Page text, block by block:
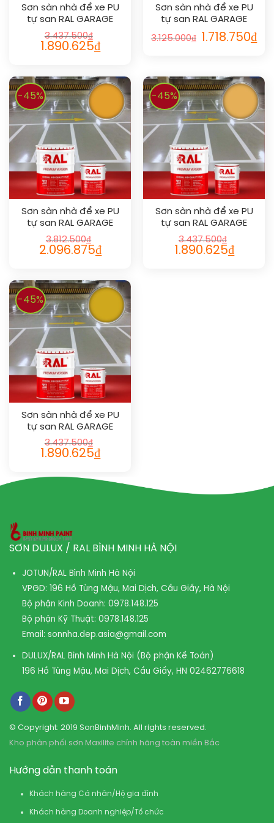
Sơn sàn nhà để xe PU
tự san RAL GARAGE
SHIELD SL 1003
3.437.500₫
1.890.625₫
Sơn sàn nhà để xe PU
tự san RAL GARAGE
SHIELD SL 1000
3.125.000₫ 1.718.750₫
-45%
Sơn sàn nhà để xe PU
tự san RAL GARAGE
SHIELD SL 1033
3.812.500₫
2.096.875₫
-45%
Sơn sàn nhà để xe PU
tự san RAL GARAGE
SHIELD SL 1017
3.437.500₫
1.890.625₫
-45%
Sơn sàn nhà để xe PU
tự san RAL GARAGE
SHIELD SL 1032
3.437.500₫
1.890.625₫
SƠN DULUX / RAL BÌNH MINH HÀ NỘI
JOTUN/RAL Bình Minh Hà Nội
VPGD: 196 Hồ Tùng Mậu, Mai Dịch, Cầu Giấy, Hà Nội
Bộ phận Kinh Doanh: 0978.148.125
Bộ phận Kỹ Thuật: 0978.148.125
Email: sonnha.dep.asia@gmail.com
DULUX/RAL Bình Minh Hà Nội (Bộ phận Kế Toán)
196 Hồ Tùng Mậu, Mai Dịch, Cầu Giấy, HN 02462776618
© Copyright: 2019 SonBinhMinh. All rights reserved.
Kho phân phối sơn Maxilite chính hãng toàn miền Bắc
Hướng dẫn thanh toán
Khách hàng Cá nhân/Hộ gia đình
Khách hàng Doanh nghiệp/Tổ chức